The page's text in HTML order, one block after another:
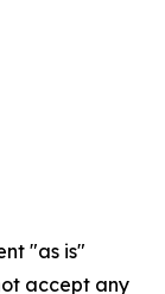
"as is"
accept any